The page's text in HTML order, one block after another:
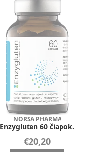
NORSA PHARMA
Enzygluten 60 čiapok.
€20,20